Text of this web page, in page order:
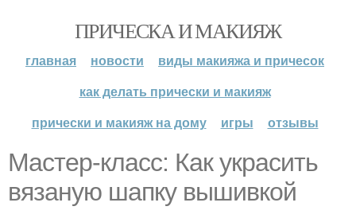
ПРИЧЕСКА И МАКИЯЖ
главная новости
виды макияжа и причесок
как делать прически и макияж
прически и макияж на дому
игры отзывы
Мастер-класс: Как украсить
вязаную шапку вышивкой